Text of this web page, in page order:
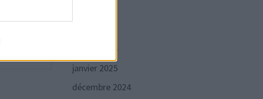
février 2025
janvier 2025
décembre 2024